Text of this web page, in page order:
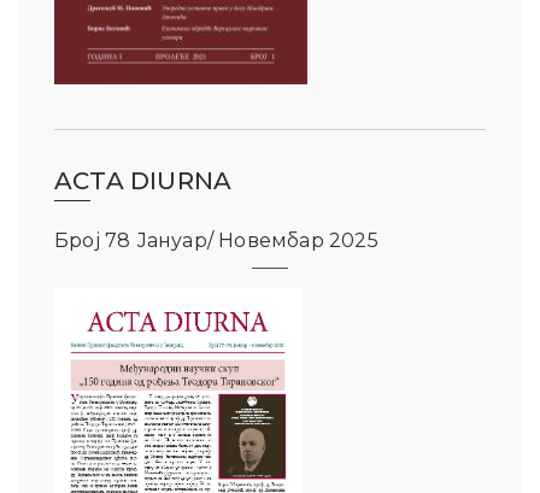
ACTA DIURNA
Број 78 Јануар/ Новембар 2025